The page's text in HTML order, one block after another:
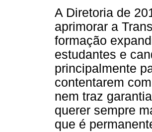
A Diretoria de
aprimorar a
formação
estudantes e
principalmente
contentarem
nem traz
querer sempre
que é